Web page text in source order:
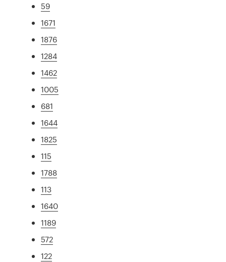
59
1671
1876
1284
1462
1005
681
1644
1825
115
1788
113
1640
1189
572
122